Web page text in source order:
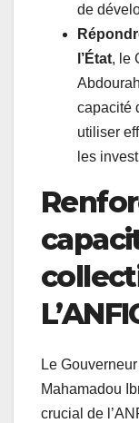
de
l’État, le
capacité
utiliser
les
Le
Mahamadou
crucial de